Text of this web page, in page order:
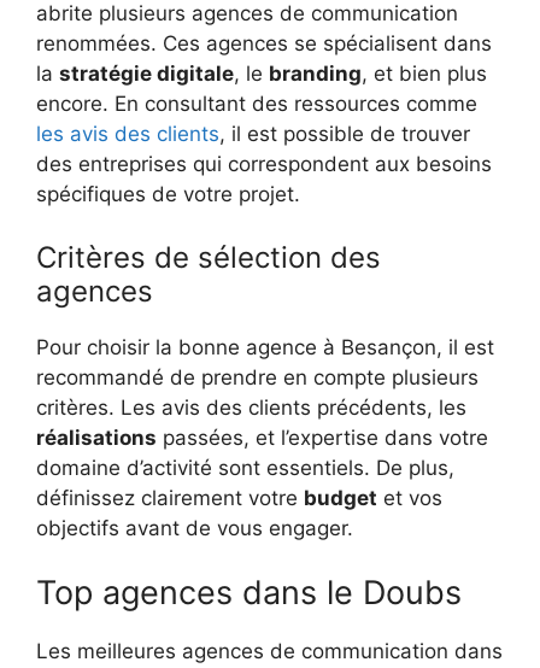
abrite plusieurs agences de communication
renommées. Ces agences se spécialisent dans
la stratégie digitale, le branding, et bien plus
encore. En consultant des ressources comme
les avis des clients, il est possible de trouver
des entreprises qui correspondent aux besoins
spécifiques de votre projet.
Critères de sélection des
agences
Pour choisir la bonne agence à Besançon, il est
recommandé de prendre en compte plusieurs
critères. Les avis des clients précédents, les
réalisations passées, et l’expertise dans votre
domaine d’activité sont essentiels. De plus,
définissez clairement votre budget et vos
objectifs avant de vous engager.
Top agences dans le Doubs
Les meilleures agences de communication dans